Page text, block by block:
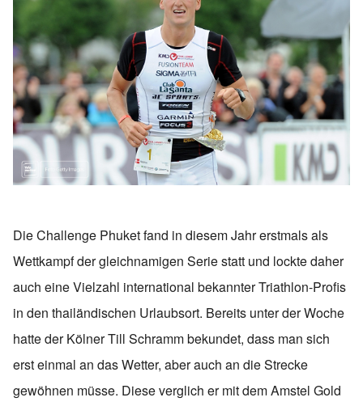
Die Challenge Phuket fand in diesem Jahr erstmals als
Wettkampf der gleichnamigen Serie statt und lockte daher
auch eine Vielzahl international bekannter Triathlon-Profis
in den thailändischen Urlaubsort. Bereits unter der Woche
hatte der Kölner Till Schramm bekundet, dass man sich
erst einmal an das Wetter, aber auch an die Strecke
gewöhnen müsse. Diese verglich er mit dem Amstel Gold